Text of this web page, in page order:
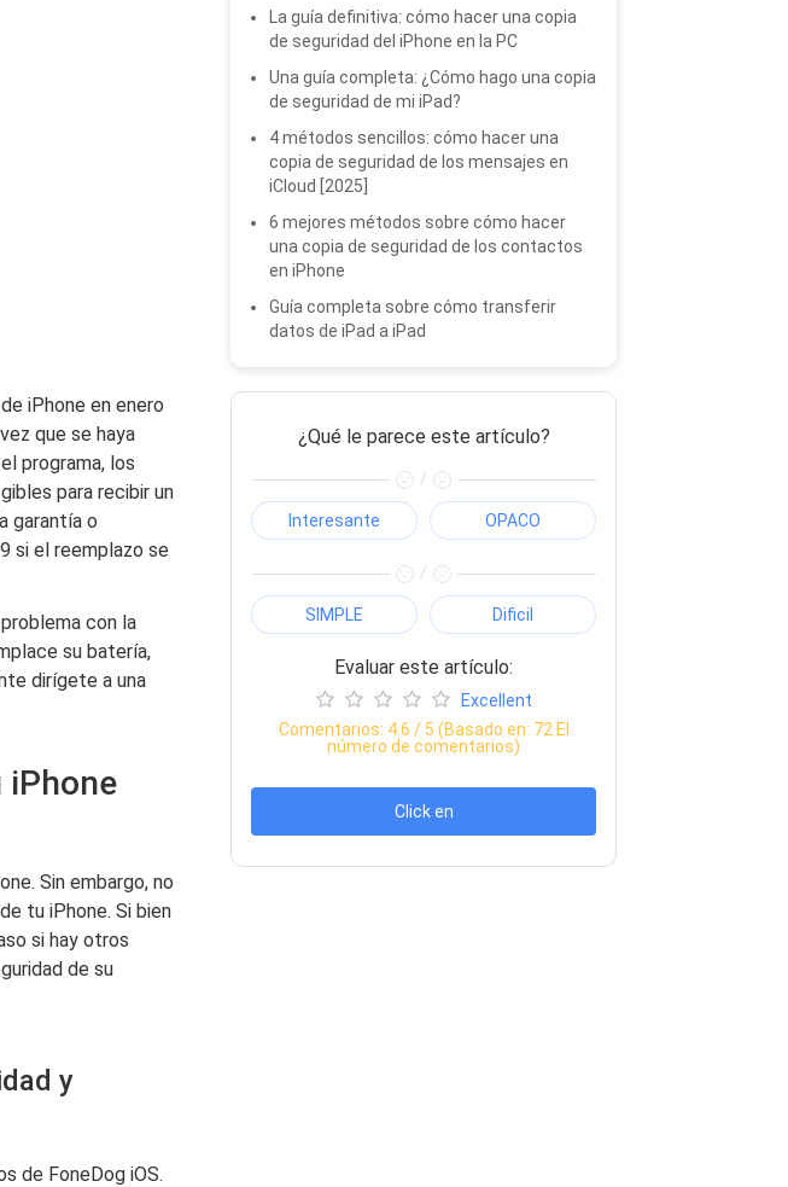
iPhone en enero
que se haya
programa, los
para recibir un
garantía o
si el reemplazo se
con la
su batería,
dirígete a una
iPhone
Sin embargo, no
tu iPhone. Si bien
si hay otros
de su
y
de FoneDog iOS.
La guía definitiva: cómo hacer una copia
de seguridad del iPhone en la PC
Una guía completa: ¿Cómo hago una copia
de seguridad de mi iPad?
4 métodos sencillos: cómo hacer una
copia de seguridad de los mensajes en
iCloud [2025]
6 mejores métodos sobre cómo hacer
una copia de seguridad de los contactos
en iPhone
Guía completa sobre cómo transferir
datos de iPad a iPad
¿Qué le parece este artículo?
/
Interesante OPACO
/
SIMPLE Dificil
Evaluar este artículo:
Excellent
Comentarios: 4.6 / 5 (Basado en: 72 El
número de comentarios)
Click en